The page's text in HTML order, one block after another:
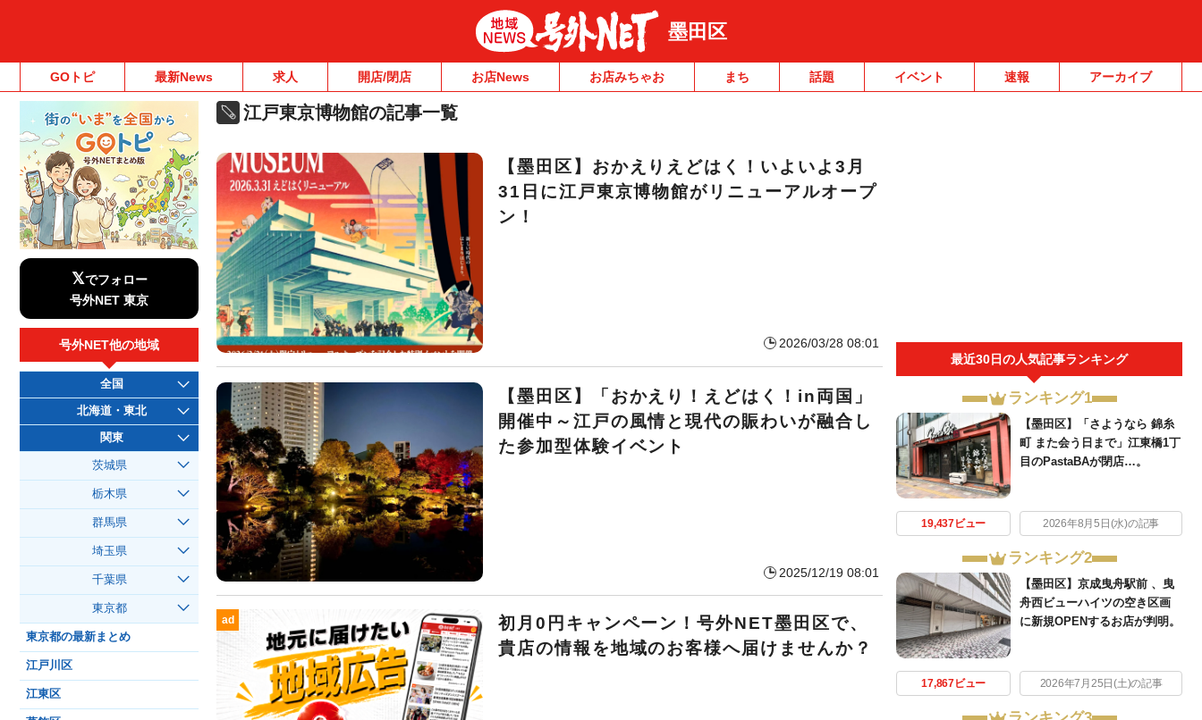
墨田区
GOトピ 最新News 求人 開店/閉店 お店News お店みちゃお まち 話題 イベント 速報 アーカイブ
江戸東京博物館の記事一覧
【墨田区】おかえりえどはく！いよいよ3月
31日に江戸東京博物館がリニューアルオープ
ン！
2026/03/28 08:01
【墨田区】「おかえり！えどはく！in両国」
開催中～江戸の風情と現代の賑わいが融合し
た参加型体験イベント
2025/12/19 08:01
ad
初月0円キャンペーン！号外NET墨田区で、
貴店の情報を地域のお客様へ届けませんか？
最近30日の人気記事ランキング
ランキング1
【墨田区】「さようなら 錦糸
町 また会う日まで」江東橋1丁
目のPastaBAが閉店…。
19,437ビュー 2026年8月5日(水)の記事
ランキング2
【墨田区】京成曳舟駅前 、曳
舟西ビューハイツの空き区画
に新規OPENするお店が判明。
17,867ビュー 2026年7月25日(土)の記事
𝕏でフォロー
号外NET 東京
号外NET他の地域
全国
北海道・東北
関東
茨城県
栃木県
群馬県
埼玉県
千葉県
東京都
東京都の最新まとめ
江戸川区
江東区